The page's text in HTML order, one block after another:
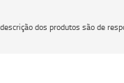
dos produtos são de